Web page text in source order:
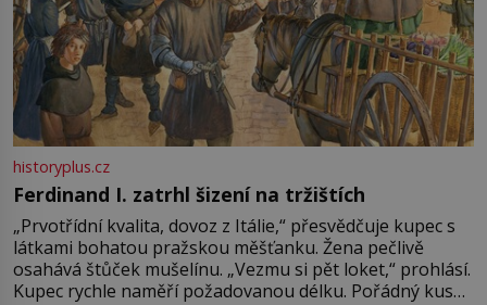
historyplus.cz
Ferdinand I. zatrhl šizení na tržištích
„Prvotřídní kvalita, dovoz z Itálie,“ přesvědčuje kupec s
látkami bohatou pražskou měšťanku. Žena pečlivě
osahává štůček mušelínu. „Vezmu si pět loket,“ prohlásí.
Kupec rychle naměří požadovanou délku. Pořádný kus